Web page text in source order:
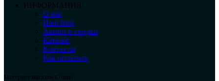
ИНФОРМАЦИЯ
О нас
Наш блог
Акции и скидки
Каталог
Контакты
Как оплатить
Интернет магазин Cosmo